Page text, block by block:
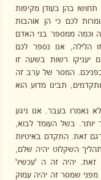
בהן בעודן מקיפות
לכם כי הן אוהבות
וכמה ממספר בני האדם
הלילה, אנו נספר לכם
יעניקו רשות בשעה זו
המסר של ערב זה
תבינו מדוע הוא
נאמרו בעבר. אנו ניגע
יותר. בשל העומד לבוא,
זאת. התקדם באיטיות
השקלוט יהיה שלם,
זאת. יהיה זה ה 'עכשיו'
שמסר זה יהיה עמוק